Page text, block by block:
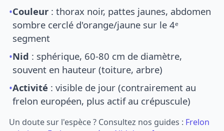
•Couleur : thorax noir, pattes jaunes, abdomen
sombre cerclé d'orange/jaune sur le 4ᵉ
segment
•Nid : sphérique, 60-80 cm de diamètre,
souvent en hauteur (toiture, arbre)
•Activité : visible de jour (contrairement au
frelon européen, plus actif au crépuscule)
Un doute sur l'espèce ? Consultez nos guides : Frelon